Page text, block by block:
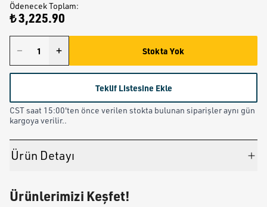
Ödenecek Toplam:
₺ 3,225.90
Stokta Yok
Teklif Listesine Ekle
CST saat 15:00'ten önce verilen stokta bulunan siparişler aynı gün
kargoya verilir..
Ürün Detayı
Ürünlerimizi Keşfet!